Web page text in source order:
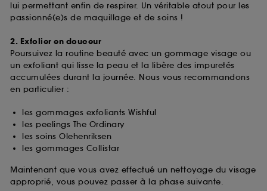
lui permettant enfin de respirer. Un véritable atout pour les
passionné(e)s de maquillage et de soins !
2. Exfolier en douceur
Poursuivez la routine beauté avec un gommage visage ou
un exfoliant qui lisse la peau et la libère des impuretés
accumulées durant la journée. Nous vous recommandons
en particulier :
les gommages exfoliants Wishful
les peelings The Ordinary
les soins Olehenriksen
les gommages Collistar
Maintenant que vous avez effectué un nettoyage du visage
approprié, vous pouvez passer à la phase suivante.